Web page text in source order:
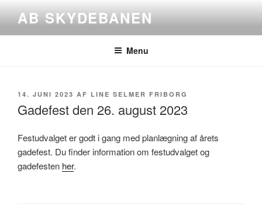
indhold
AB SKYDEBANEN
Menu
UDGIVET
DEN
14. JUNI 2023 AF LINE SELMER FRIBORG
Gadefest den 26. august 2023
Festudvalget er godt i gang med planlægning af årets
gadefest. Du finder information om festudvalget og
gadefesten her.